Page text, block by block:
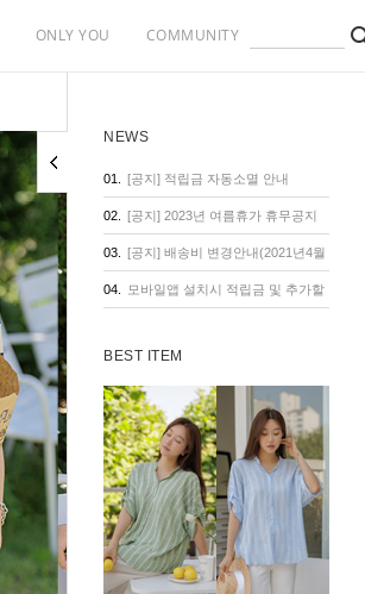
ONLY YOU COMMUNITY
NEWS
01. [공지] 적립금 자동소멸 안내
02. [공지] 2023년 여름휴가 휴무공지
03. [공지] 배송비 변경안내(2021년4월
1일 기준)
04. 모바일앱 설치시 적립금 및 추가할
BEST ITEM